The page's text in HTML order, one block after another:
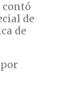
contó
de
de